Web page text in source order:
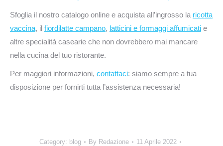
Sfoglia il nostro catalogo online e acquista all’ingrosso la ricotta
vaccina, il fiordilatte campano, latticini e formaggi affumicati e
altre specialità casearie che non dovrebbero mai mancare
nella cucina del tuo ristorante.
Per maggiori informazioni, contattaci: siamo sempre a tua
disposizione per fornirti tutta l’assistenza necessaria!
Category: blog By Redazione
11 Aprile 2022